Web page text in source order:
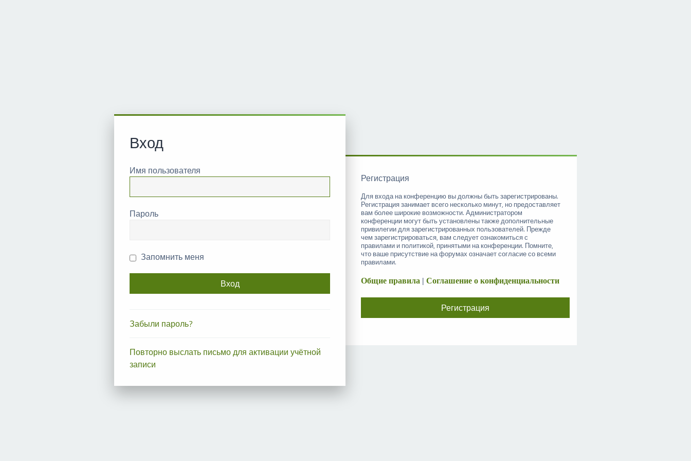
Вход
Имя пользователя
Пароль
Запомнить меня
Забыли пароль?
Повторно выслать письмо для активации учётной
записи
Регистрация
Для входа на конференцию вы должны быть зарегистрированы.
Регистрация занимает всего несколько минут, но предоставляет
вам более широкие возможности. Администратором
конференции могут быть установлены также дополнительные
привилегии для зарегистрированных пользователей. Прежде
чем зарегистрироваться, вам следует ознакомиться с
правилами и политикой, принятыми на конференции. Помните,
что ваше присутствие на форумах означает согласие со всеми
правилами.
Общие правила | Соглашение о конфиденциальности
Регистрация